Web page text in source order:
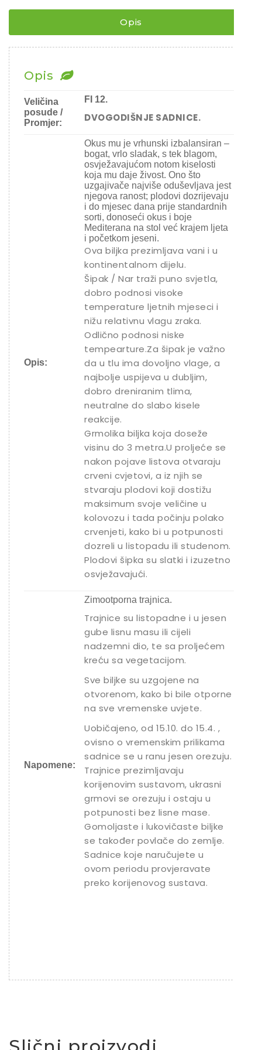
Ostalo sjeme
/
Opis
Opis
Veličina
posude /
Promjer:
FI 12.
DVOGODIŠNJE SADNICE.
Opis:
Okus mu je vrhunski izbalansiran –
bogat, vrlo sladak, s tek blagom,
osvježavajućom notom kiselosti
koja mu daje živost. Ono što
uzgajivače najviše oduševljava jest
njegova ranost; plodovi dozrijevaju
i do mjesec dana prije standardnih
sorti, donoseći okus i boje
Mediterana na stol već krajem ljeta
i početkom jeseni.
Ova biljka prezimljava vani i u
kontinentalnom dijelu.
Šipak / Nar traži puno svjetla,
dobro podnosi visoke
temperature ljetnih mjeseci i
nižu relativnu vlagu zraka.
Odlično podnosi niske
tempearture.Za šipak je važno
da u tlu ima dovoljno vlage, a
najbolje uspijeva u dubljim,
dobro dreniranim tlima,
neutralne do slabo kisele
reakcije.
Grmolika biljka koja doseže
visinu do 3 metra.U proljeće se
nakon pojave listova otvaraju
crveni cvjetovi, a iz njih se
stvaraju plodovi koji dostižu
maksimum svoje veličine u
kolovozu i tada počinju polako
crvenjeti, kako bi u potpunosti
dozreli u listopadu ili studenom.
Plodovi šipka su slatki i izuzetno
osvježavajući.
Napomene:
Zimootporna trajnica.
Trajnice su listopadne i u jesen
gube lisnu masu ili cijeli
nadzemni dio, te sa proljećem
kreću sa vegetacijom.
Sve biljke su uzgojene na
otvorenom, kako bi bile otporne
na sve vremenske uvjete.
Uobičajeno, od 15.10. do 15.4. ,
ovisno o vremenskim prilikama
sadnice se u ranu jesen orezuju.
Trajnice prezimljavaju
korijenovim sustavom, ukrasni
grmovi se orezuju i ostaju u
potpunosti bez lisne mase.
Gomoljaste i lukovičaste biljke
se također povlače do zemlje.
Sadnice koje naručujete u
ovom periodu provjeravate
preko korijenovog sustava.